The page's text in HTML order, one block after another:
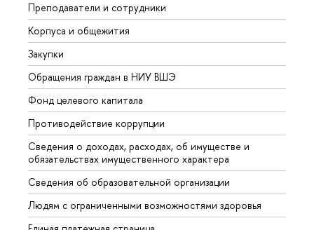
Преподаватели и сотрудники
Корпуса и общежития
Закупки
Обращения граждан в НИУ ВШЭ
Фонд целевого капитала
Противодействие коррупции
Сведения о доходах, расходах, об имуществе и
обязательствах имущественного характера
Сведения об образовательной организации
Людям с ограниченными возможностями здоровья